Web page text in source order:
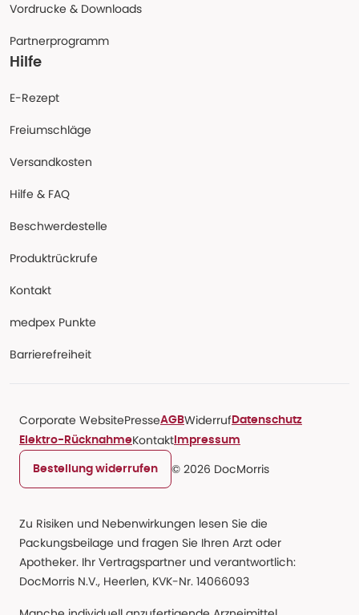
Vordrucke & Downloads
Partnerprogramm
Hilfe
E-Rezept
Freiumschläge
Versandkosten
Hilfe & FAQ
Beschwerdestelle
Produktrückrufe
Kontakt
medpex Punkte
Barrierefreiheit
Corporate WebsitePresseAGBWiderruf Datenschutz
Elektro-RücknahmeKontakt Impressum
Bestellung widerrufen © 2026 DocMorris
Zu Risiken und Nebenwirkungen lesen Sie die
Packungsbeilage und fragen Sie Ihren Arzt oder
Apotheker. Ihr Vertragspartner und verantwortlich:
DocMorris N.V., Heerlen, KVK-Nr. 14066093